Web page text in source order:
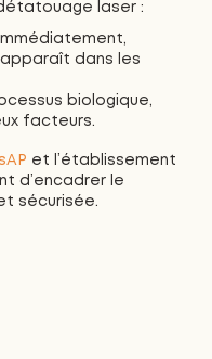
laser :
dans les
biologique,
facteurs.
et l’établissement
d’encadrer le
sécurisée.